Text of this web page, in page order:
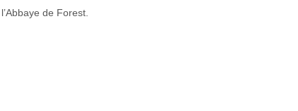
de Forest.